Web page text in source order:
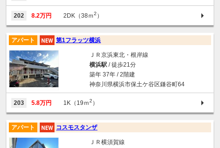
202 8.2万円 2DK（38ｍ2 ）
アパート 第1フラッツ横浜
ＪＲ京浜東北・根岸線
横浜駅/ 徒歩21分
築年 37年 / 2階建
神奈川県横浜市保土ケ谷区鎌谷町64
203 5.8万円 1K（19ｍ2 ）
アパート コスモスタンザ
ＪＲ横須賀線